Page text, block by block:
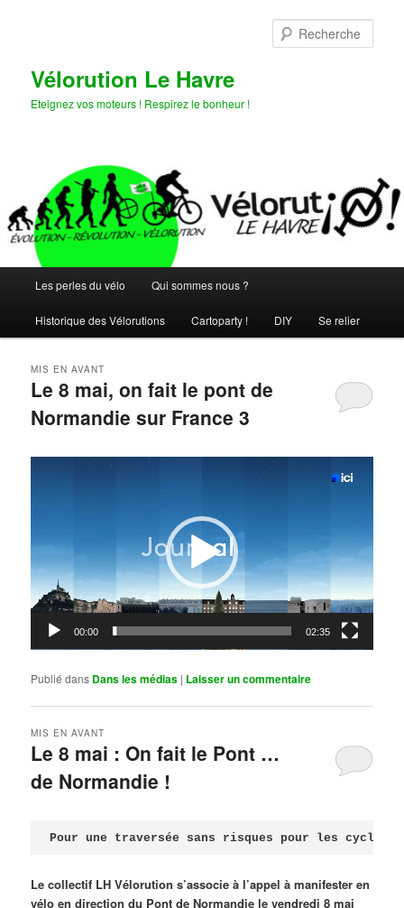
Vélorution Le Havre
Eteignez vos moteurs ! Respirez le bonheur !
principal
Les perles du vélo Qui sommes nous ?
Historique des Vélorutions Cartoparty ! DIY Se relier
Le 8 mai, on fait le pont de
Normandie sur France 3
MIS EN AVANT
00:00 02:35
Publié dans Dans les médias | Laisser un commentaire
Le 8 mai : On fait le Pont …
de Normandie !
MIS EN AVANT
Pour une traversée sans risques pour les
Le collectif LH Vélorution s’associe à l’appel à manifester en
vélo en direction du Pont de Normandie le vendredi 8 mai